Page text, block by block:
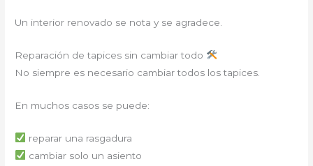
Un interior renovado se nota y se agradece.
Reparación de tapices sin cambiar todo
No siempre es necesario cambiar todos los tapices.
En muchos casos se puede:
reparar una rasgadura
cambiar solo un asiento